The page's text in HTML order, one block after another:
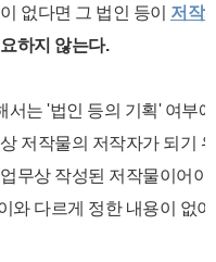
없다면 그 법인 등이 저작
하지 않는다.
서는 '법인 등의 기획' 여부
저작물의 저작자가 되기
업무상 작성된 저작물이어
와 다르게 정한 내용이 없